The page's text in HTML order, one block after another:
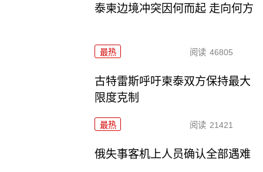
泰柬边境冲突因何而起 走向何方
最热 阅读 46805
古特雷斯呼吁柬泰双方保持最大
限度克制
最热 阅读 21421
俄失事客机上人员确认全部遇难